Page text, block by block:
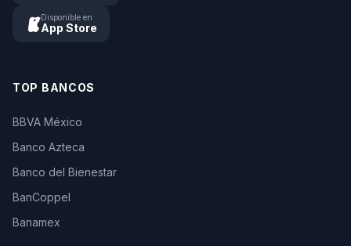
Disponible en
App Store
TOP BANCOS
BBVA México
Banco Azteca
Banco del Bienestar
BanCoppel
Banamex